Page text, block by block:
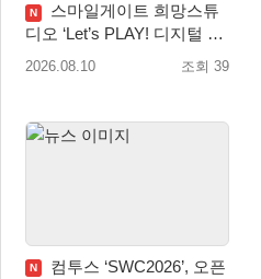
N
스마일게이트 희망스튜
디오 ‘Let’s PLAY! 디지털 창
작 탐험대’ 참여 기관 및 멘
2026.08.10 조회 39
N
컴투스 ‘SWC2026’, 오픈